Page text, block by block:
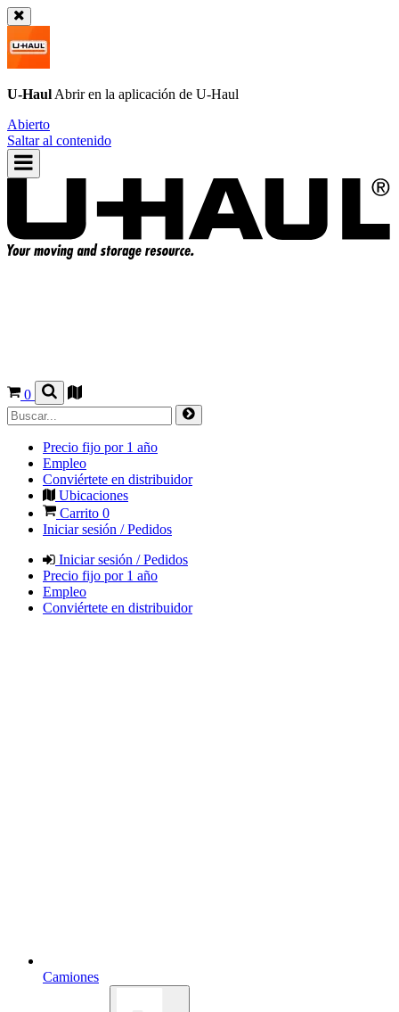
U-Haul Abrir en la aplicación de U-Haul
Abierto
Saltar al contenido
0
Precio fijo por 1 año
Empleo
Conviértete en distribuidor
Ubicaciones
Carrito 0
Iniciar sesión / Pedidos
Iniciar sesión / Pedidos
Precio fijo por 1 año
Empleo
Conviértete en distribuidor
Camiones